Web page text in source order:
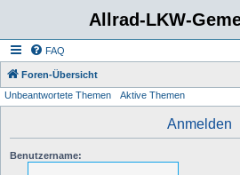
Allrad-LKW-
FAQ
Foren-Übersicht
Unbeantwortete Themen Aktive Themen
Anmelden
Benutzername: